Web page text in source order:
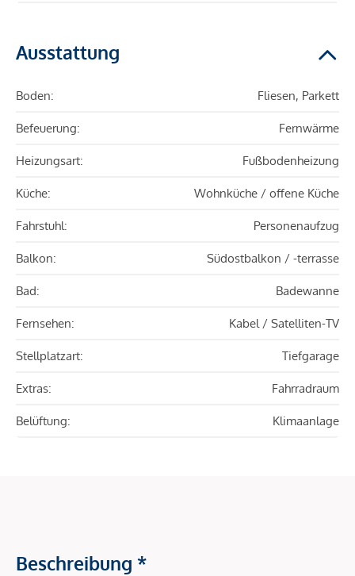
Ausstattung
Boden: Fliesen, Parkett
Befeuerung: Fernwärme
Heizungsart: Fußbodenheizung
Küche: Wohnküche / offene Küche
Fahrstuhl: Personenaufzug
Balkon: Südostbalkon / -terrasse
Bad: Badewanne
Fernsehen: Kabel / Satelliten-TV
Stellplatzart: Tiefgarage
Extras: Fahrradraum
Belüftung: Klimaanlage
Beschreibung *